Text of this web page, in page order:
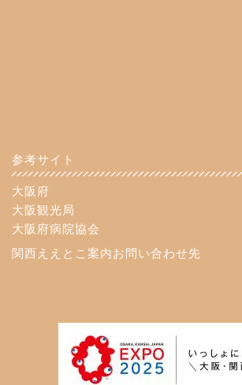
参考サイト
大阪府
大阪観光局
大阪府病院協会
関西ええとこ案内お問い合わせ先